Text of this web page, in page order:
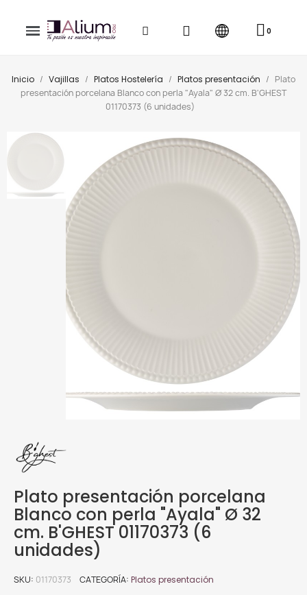
Inicio Vajillas Platos Hostelería Platos presentación
Plato
presentación porcelana Blanco con perla "Ayala" Ø 32 cm. B'GHEST
01170373 (6 unidades)
Plato presentación porcelana
Blanco con perla "Ayala" Ø 32
cm. B'GHEST 01170373 (6
unidades)
SKU 01170373 CATEGORÍA Platos presentación